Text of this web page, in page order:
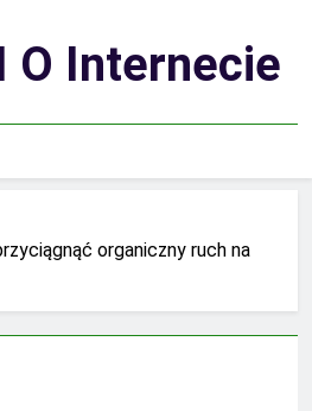
O Internecie
organiczny ruch na